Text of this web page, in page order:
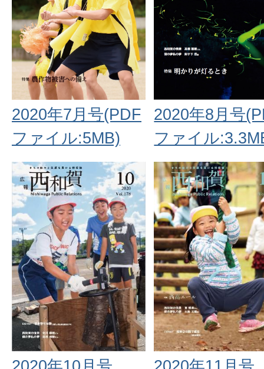
2020年7月号(PDF
ファイル:5MB)
2020年8月号
ファイル